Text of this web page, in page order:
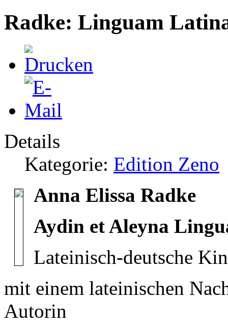
Radke: Linguam
Details
Kategorie: Edition Zeno
Anna Elissa Radke
Aydin et Aleyna
Lateinisch-deutsche
mit einem lateinischen
Autorin